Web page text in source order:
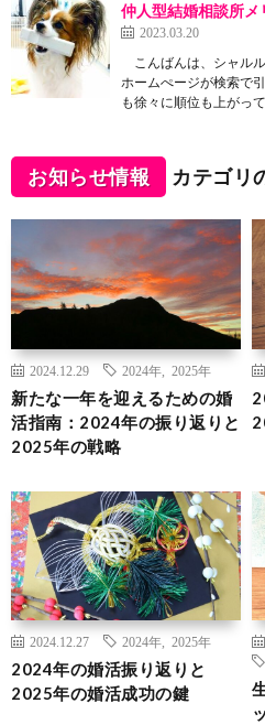
仲人型結婚相談所メ
2023.03.20
こんばんは、シャル
ホームぺージが検索で
も徐々に順位も上が
お知らせ情報 カテゴリ
2024.12.29 2024年 2025年
新たな一年を迎えるための婚
活指南：2024年の振り返りと
2025年の戦略
2024.12.27 2024年 2025年
2024年の婚活振り返りと
2025年の婚活成功の鍵